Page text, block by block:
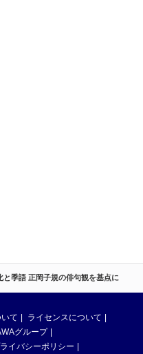
と季語 正岡子規の俳句観を基点に
て
ライセンスについて
グループ
イバシーポリシー